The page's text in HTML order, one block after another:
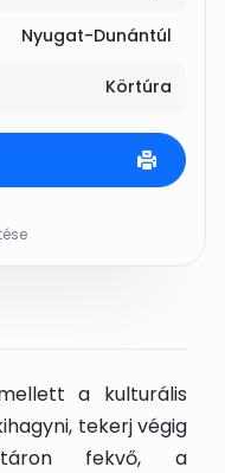
Nyugat-Dunántúl
Körtúra
a kulturális
tekerj végig
fekvő, a